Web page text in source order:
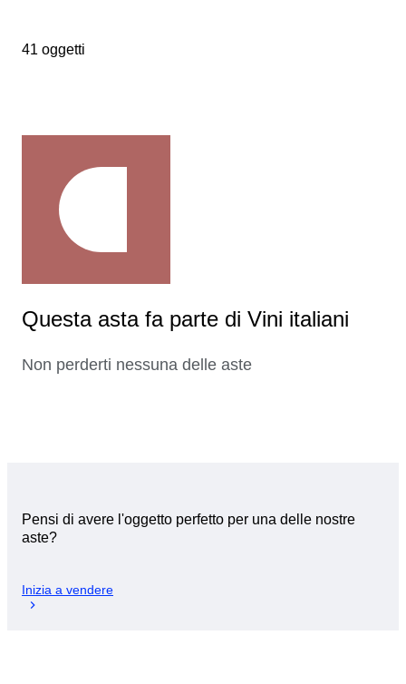
41 oggetti
Questa asta fa parte di Vini italiani
Non perderti nessuna delle aste
Pensi di avere l'oggetto perfetto per una delle nostre
aste?
Inizia a vendere